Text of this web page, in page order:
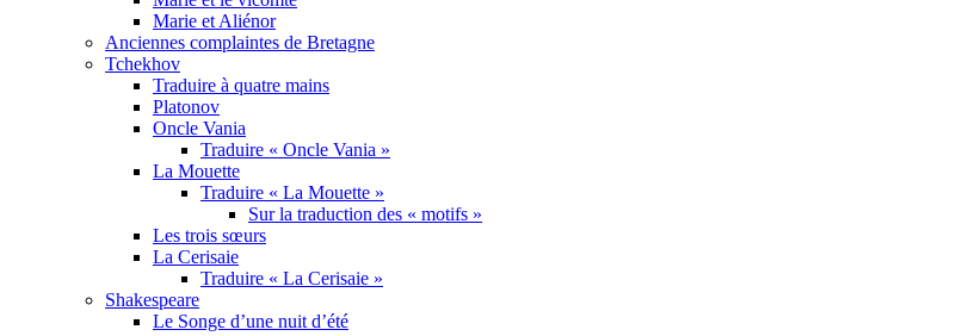
Marie et Aliénor
Anciennes complaintes de Bretagne
Tchekhov
Traduire à quatre mains
Platonov
Oncle Vania
Traduire « Oncle Vania »
La Mouette
Traduire « La Mouette »
Sur la traduction des « motifs »
Les trois sœurs
La Cerisaie
Traduire « La Cerisaie »
Shakespeare
Le Songe d’une nuit d’été